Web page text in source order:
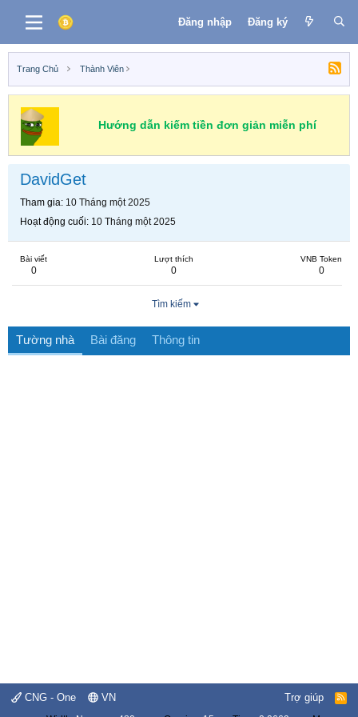
Đăng nhập Đăng ký
Trang Chủ Thành Viên
Hướng dẫn kiếm tiền đơn giản miễn phí
DavidGet
Tham gia 10 Tháng một 2025
Hoạt động cuối 10 Tháng một 2025
Bài viết
0
Lượt thích
0
VNB Token
0
Tìm kiếm
Tường nhà Bài đăng Thông tin
CNG - One VN Trợ giúp
R